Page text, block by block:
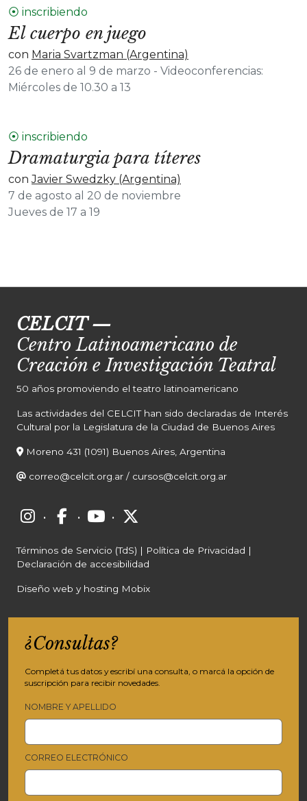
⦿ inscribiendo
El cuerpo en juego
con Maria Svartzman (Argentina)
26 de enero al 9 de marzo - Videoconferencias:
Miércoles de 10.30 a 13
⦿ inscribiendo
Dramaturgia para títeres
conJavier Swedzky (Argentina)
7 de agosto al 20 de noviembre
Jueves de 17 a 19
CELCIT—
Centro Latinoamericano de
Creación e Investigación Teatral
50 años promoviendo el teatro latinoamericano
Las actividades del CELCIT han sido declaradas de Interés
Cultural por la Legislatura de la Ciudad de Buenos Aires
Moreno 431 (1091) Buenos Aires, Argentina
correo@celcit.org.ar / cursos@celcit.org.ar
· · ·
Términos de Servicio (TdS) | Política de Privacidad |
Declaración de accesibilidad
Diseño web y hosting Mobix
¿Consultas?
Completá tus datos y escribí una consulta, o marcá la opción de
suscripción para recibir novedades.
NOMBRE Y APELLIDO
CORREO ELECTRÓNICO